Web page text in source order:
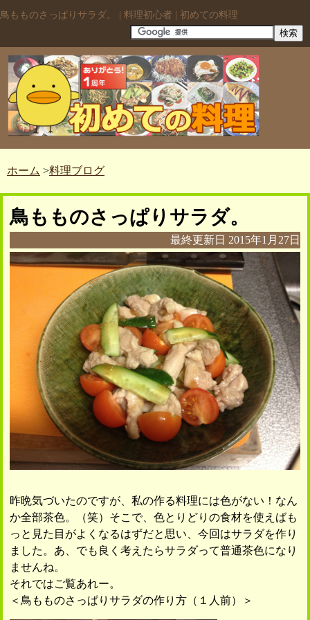
鳥もものさっぱりサラダ。 | 料理初心者 | 初めての料理
ホーム >料理ブログ
鳥もものさっぱりサラダ。
最終更新日 2015年1月27日
昨晩気づいたのですが、私の作る料理には色がない！なん
か全部茶色。（笑）そこで、色とりどりの食材を使えばも
っと見た目がよくなるはずだと思い、今回はサラダを作り
ました。あ、でも良く考えたらサラダって普通茶色になり
ませんね。
それではご覧あれー。
＜鳥もものさっぱりサラダの作り方（１人前）＞